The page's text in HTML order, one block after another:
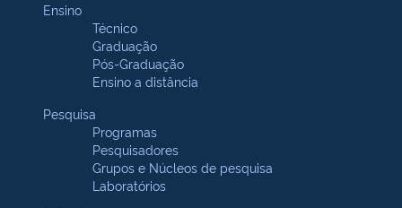
Ensino
Técnico
Graduação
Pós-Graduação
Ensino a distância
Pesquisa
Programas
Pesquisadores
Grupos e Núcleos de pesquisa
Laboratórios